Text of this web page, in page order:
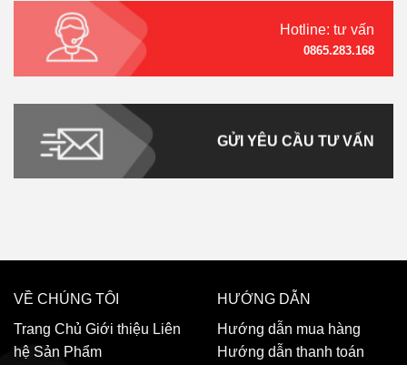
Hotline: tư vấn
0865.283.168
GỬI YÊU CẦU TƯ VẤN
VỀ CHÚNG TÔI
Trang Chủ Giới thiệu Liên
hệ Sản Phẩm
HƯỚNG DẪN
Hướng dẫn mua hàng
Hướng dẫn thanh toán